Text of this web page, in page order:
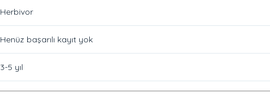
Herbivor
Henüz başarılı kayıt yok
3-5 yıl